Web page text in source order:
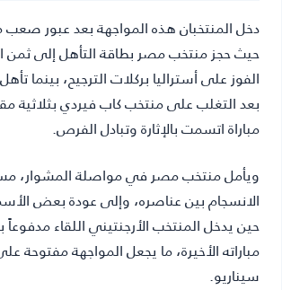
دخل المنتخبان هذه المواجهة بعد عبور صعب
حيث حجز منتخب مصر بطاقة التأهل إلى ثمن
الفوز على أستراليا بركلات الترجيح، بينما
بعد التغلب على منتخب كاب فيردي بثلاثية
مباراة اتسمت بالإثارة وتبادل الفرص.
ويأمل منتخب مصر في مواصلة المشوار،
الانسجام بين عناصره، وإلى عودة بعض
حين يدخل المنتخب الأرجنتيني اللقاء
مباراته الأخيرة، ما يجعل المواجهة مفتوحة
سيناريو.